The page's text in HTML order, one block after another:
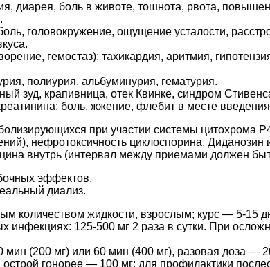
диарея, боль в животе, тошнота, рвота,
головокружение, ощущение усталости,
гемостаз): тахикардия, аритмия,
полиурия, альбуминурия, гематурия.
зуд, крапивница, отек Квинке, синдром
боль, жжение, флебит в месте
при участии системы цитохрома
нефротоксичность циклоспорина.
внутрь (интервал между приемами должен
эффектов.
диализ.
количеством жидкости, взрослым; курс — 5-15
125-500 мг 2 раза в сутки. При
мин (200 мг) или 60 мин (400 мг), разовая доза
гонорее — 100 мг; для профилактики